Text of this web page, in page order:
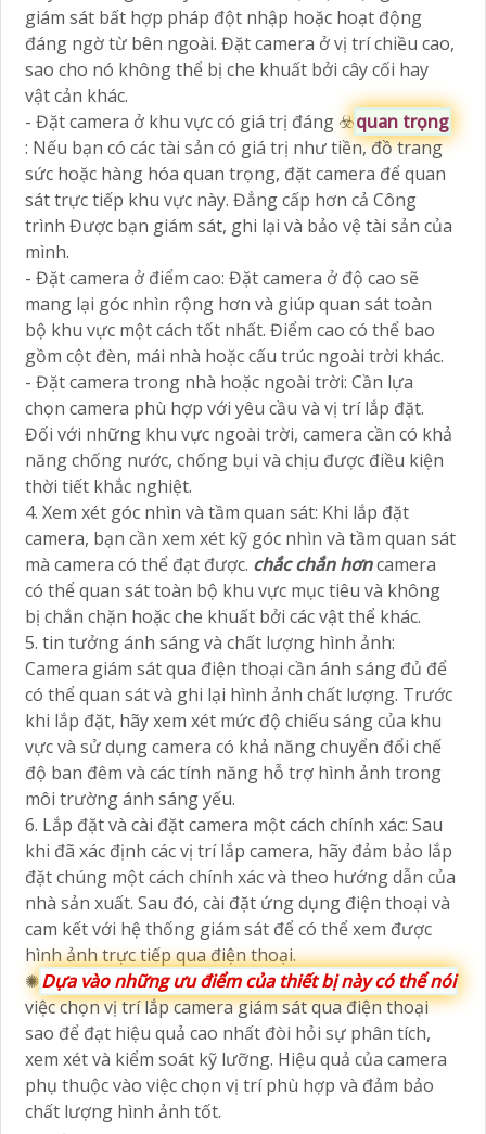
giám sát bất hợp pháp đột nhập hoặc hoạt động
đáng ngờ từ bên ngoài. Đặt camera ở vị trí chiều cao,
sao cho nó không thể bị che khuất bởi cây cối hay
vật cản khác.
- Đặt camera ở khu vực có giá trị đáng ☣️quan trọng
: Nếu bạn có các tài sản có giá trị như tiền, đồ trang
sức hoặc hàng hóa quan trọng, đặt camera để quan
sát trực tiếp khu vực này. Đẳng cấp hơn cả Công
trình Được bạn giám sát, ghi lại và bảo vệ tài sản của
mình.
- Đặt camera ở điểm cao: Đặt camera ở độ cao sẽ
mang lại góc nhìn rộng hơn và giúp quan sát toàn
bộ khu vực một cách tốt nhất. Điểm cao có thể bao
gồm cột đèn, mái nhà hoặc cấu trúc ngoài trời khác.
- Đặt camera trong nhà hoặc ngoài trời: Cần lựa
chọn camera phù hợp với yêu cầu và vị trí lắp đặt.
Đối với những khu vực ngoài trời, camera cần có khả
năng chống nước, chống bụi và chịu được điều kiện
thời tiết khắc nghiệt.
4. Xem xét góc nhìn và tầm quan sát: Khi lắp đặt
camera, bạn cần xem xét kỹ góc nhìn và tầm quan sát
mà camera có thể đạt được. chắc chắn hơncamera
có thể quan sát toàn bộ khu vực mục tiêu và không
bị chắn chặn hoặc che khuất bởi các vật thể khác.
5. tin tưởng ánh sáng và chất lượng hình ảnh:
Camera giám sát qua điện thoại cần ánh sáng đủ để
có thể quan sát và ghi lại hình ảnh chất lượng. Trước
khi lắp đặt, hãy xem xét mức độ chiếu sáng của khu
vực và sử dụng camera có khả năng chuyển đổi chế
độ ban đêm và các tính năng hỗ trợ hình ảnh trong
môi trường ánh sáng yếu.
6. Lắp đặt và cài đặt camera một cách chính xác: Sau
khi đã xác định các vị trí lắp camera, hãy đảm bảo lắp
đặt chúng một cách chính xác và theo hướng dẫn của
nhà sản xuất. Sau đó, cài đặt ứng dụng điện thoại và
cam kết với hệ thống giám sát để có thể xem được
hình ảnh trực tiếp qua điện thoại.
✺Dựa vào những ưu điểm của thiết bị này có thể nói
việc chọn vị trí lắp camera giám sát qua điện thoại
sao để đạt hiệu quả cao nhất đòi hỏi sự phân tích,
xem xét và kiểm soát kỹ lưỡng. Hiệu quả của camera
phụ thuộc vào việc chọn vị trí phù hợp và đảm bảo
chất lượng hình ảnh tốt.